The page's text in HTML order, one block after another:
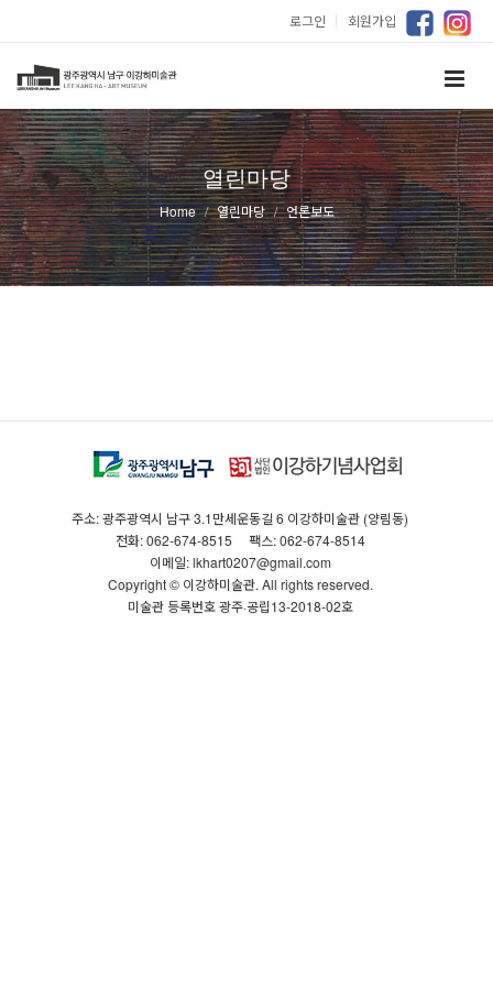
로그인 ｜ 회원가입
열린마당
Home 열린마당 언론보도
주소: 광주광역시 남구 3.1만세운동길 6 이강하미술관 (양림동)
전화: 062-674-8515
팩스: 062-674-8514
이메일: lkhart0207@gmail.com
Copyright © 이강하미술관. All rights reserved.
미술관 등록번호 광주·공립13-2018-02호